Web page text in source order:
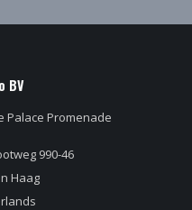
BV
Palace Promenade
990-46
Haag